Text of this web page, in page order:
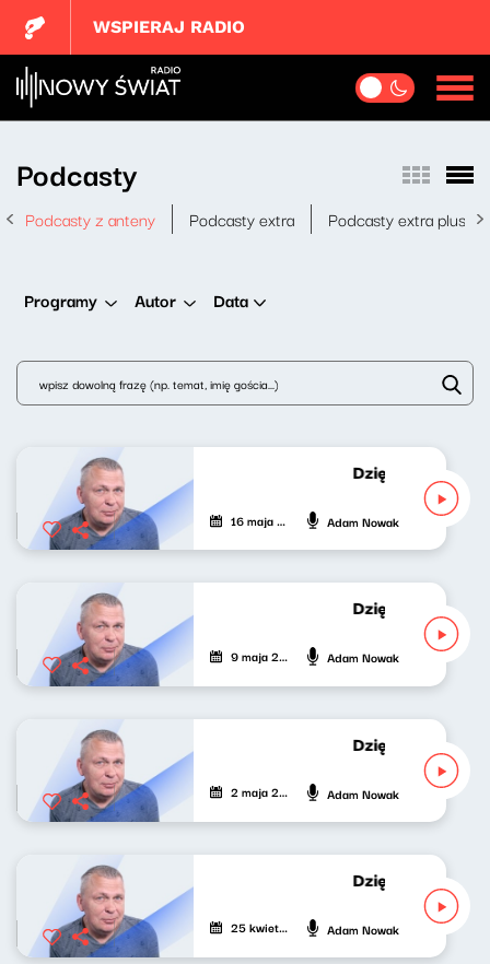
WSPIERAJ RADIO
Podcasty
Podcasty z anteny Podcasty extra Podcasty extra plus
Programy Autor Data
Dziękuję za
16 maja 2022 Adam Nowak
Dziękuję za
9 maja 2022 Adam Nowak
Dziękuję za
2 maja 2022 Adam Nowak
Dziękuję za
25 kwietnia 2022 Adam Nowak